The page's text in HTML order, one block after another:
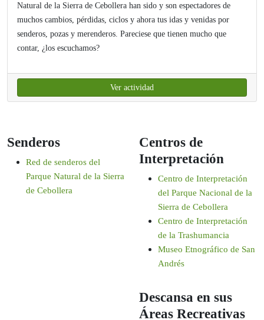
Natural de la Sierra de Cebollera han sido y son espectadores de
muchos cambios, pérdidas, ciclos y ahora tus idas y venidas por
senderos, pozas y merenderos. Pareciese que tienen mucho que
contar, ¿los escuchamos?
Ver actividad
Senderos
Red de senderos del
Parque Natural de la Sierra
de Cebollera
Centros de
Interpretación
Centro de Interpretación
del Parque Nacional de la
Sierra de Cebollera
Centro de Interpretación
de la Trashumancia
Museo Etnográfico de San
Andrés
Descansa en sus
Áreas Recreativas